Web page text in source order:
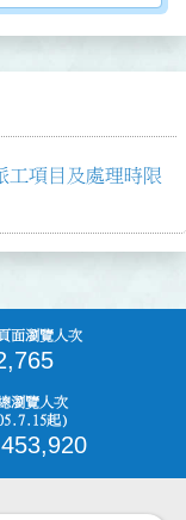
工項目及處理時限
面瀏覽人次
瀏覽人次
起)